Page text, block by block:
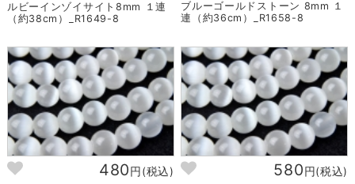
ルビーインゾイサイト8mm １連
（約38cm）_R1649-8
ブルーゴールドストーン 8mm １
連（約36cm）_R1658-8
480円(税込) 580円(税込)